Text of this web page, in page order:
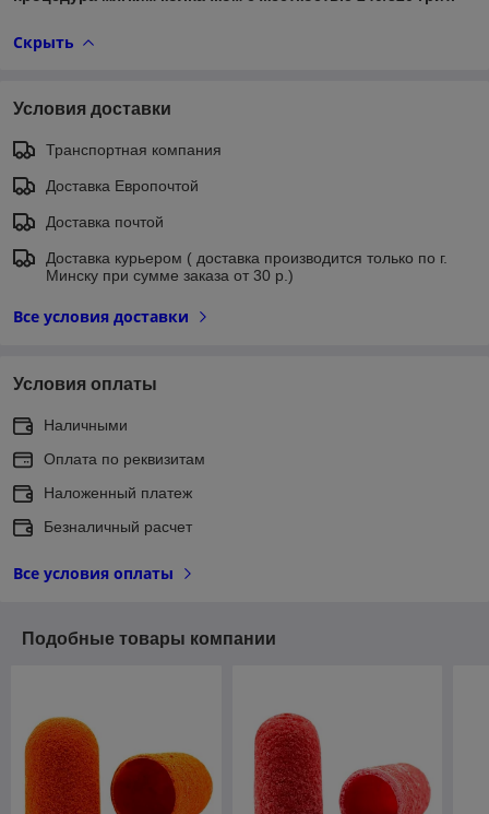
Скрыть
Условия доставки
Транспортная компания
Доставка Европочтой
Доставка почтой
Доставка курьером ( доставка производится только по г.
Минску при сумме заказа от 30 р.)
Все условия доставки
Условия оплаты
Наличными
Оплата по реквизитам
Наложенный платеж
Безналичный расчет
Все условия оплаты
Подобные товары компании